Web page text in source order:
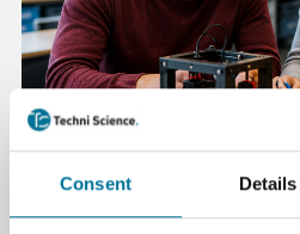
Consent Details
Docentprofessonialisering